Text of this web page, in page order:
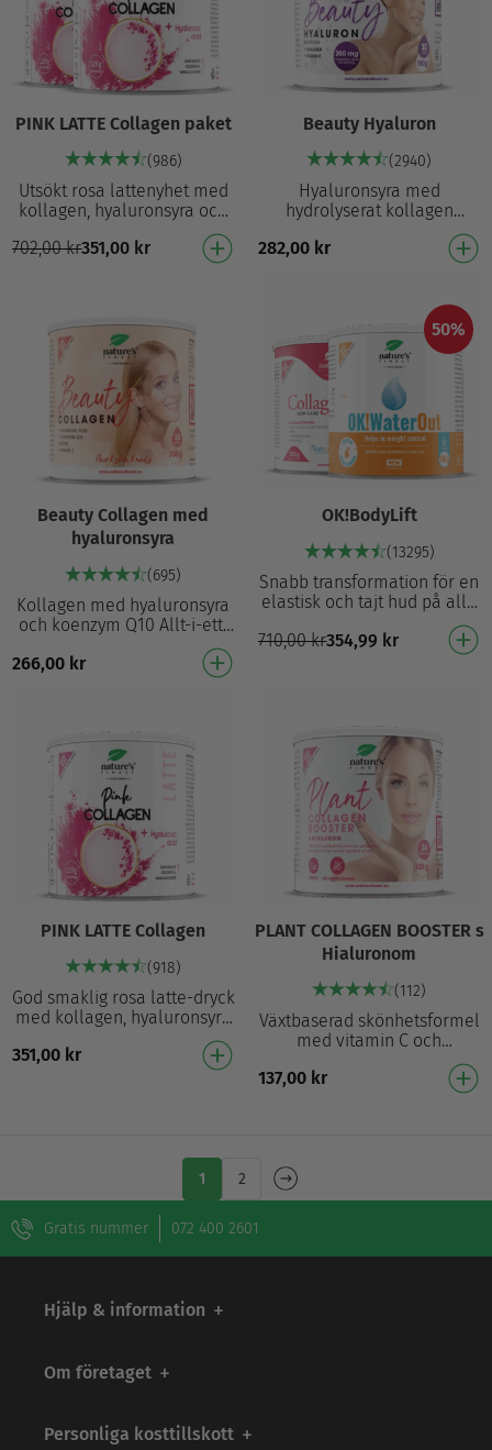
PINK LATTE Collagen paket
(986)
Utsökt rosa lattenyhet med
kollagen, hyaluronsyra och
ashwagandha Krämig smak
av kokos och vanilj
702,00kr351,00 kr
Beauty Hyaluron
(2940)
Hyaluronsyra med
hydrolyserat kollagen
Kollagenpeptider med högt
biologiskt tillgänglighet
282,00 kr
Beauty Collagen med
hyaluronsyra
(695)
Kollagen med hyaluronsyra
och koenzym Q10 Allt-i-ett-
skönhetsformula: kollagen,
MSM, biotin, hyaluronsyra och
266,00 kr
50%
OK!BodyLift
(13295)
Snabb transformation för en
elastisk och tajt hud på alla
dubbelverkan i Naticol®-
710,00kr354,99 kr
PINK LATTE Collagen
(918)
God smaklig rosa latte-dryck
med kollagen, hyaluronsyra
och ashwagandha Krämig
smak av kokos och vanilj
351,00 kr
PLANT COLLAGEN BOOSTER s
Hialuronom
(112)
Växtbaserad skönhetsformel
med vitamin C och
hyaluronsyra Växtbaserat
alternativ: perfekt för en
vegansk och vegetarisk…
137,00 kr
1 2
Gratis nummer 072 400 2601
Hjälp & information
Om företaget
Personliga kosttillskott